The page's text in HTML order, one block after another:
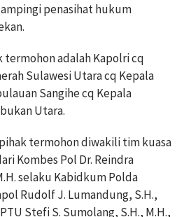
penasihat hukum
adalah Kapolri cq
Sulawesi Utara cq Kepala
Sangihe cq Kepala
Utara.
termohon diwakili tim kuasa
Kombes Pol Dr. Reindra
selaku Kabidkum Polda
Rudolf J. Lumandung, S.H.,
Stefi S. Sumolang, S.H., M.H.,